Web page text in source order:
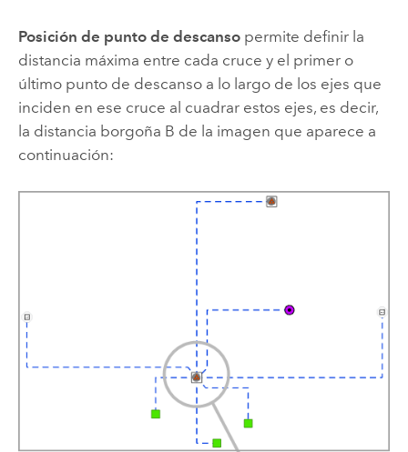
Posición de punto de descansopermite definir la
distancia máxima entre cada cruce y el primer o
último punto de descanso a lo largo de los ejes que
inciden en ese cruce al cuadrar estos ejes, es decir,
la distancia borgoña B de la imagen que aparece a
continuación: